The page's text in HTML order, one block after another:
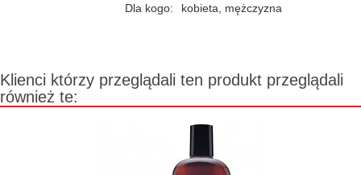
Dla kogo:
kobieta, mężczyzna
Klienci którzy przeglądali ten produkt przeglądali
również te: